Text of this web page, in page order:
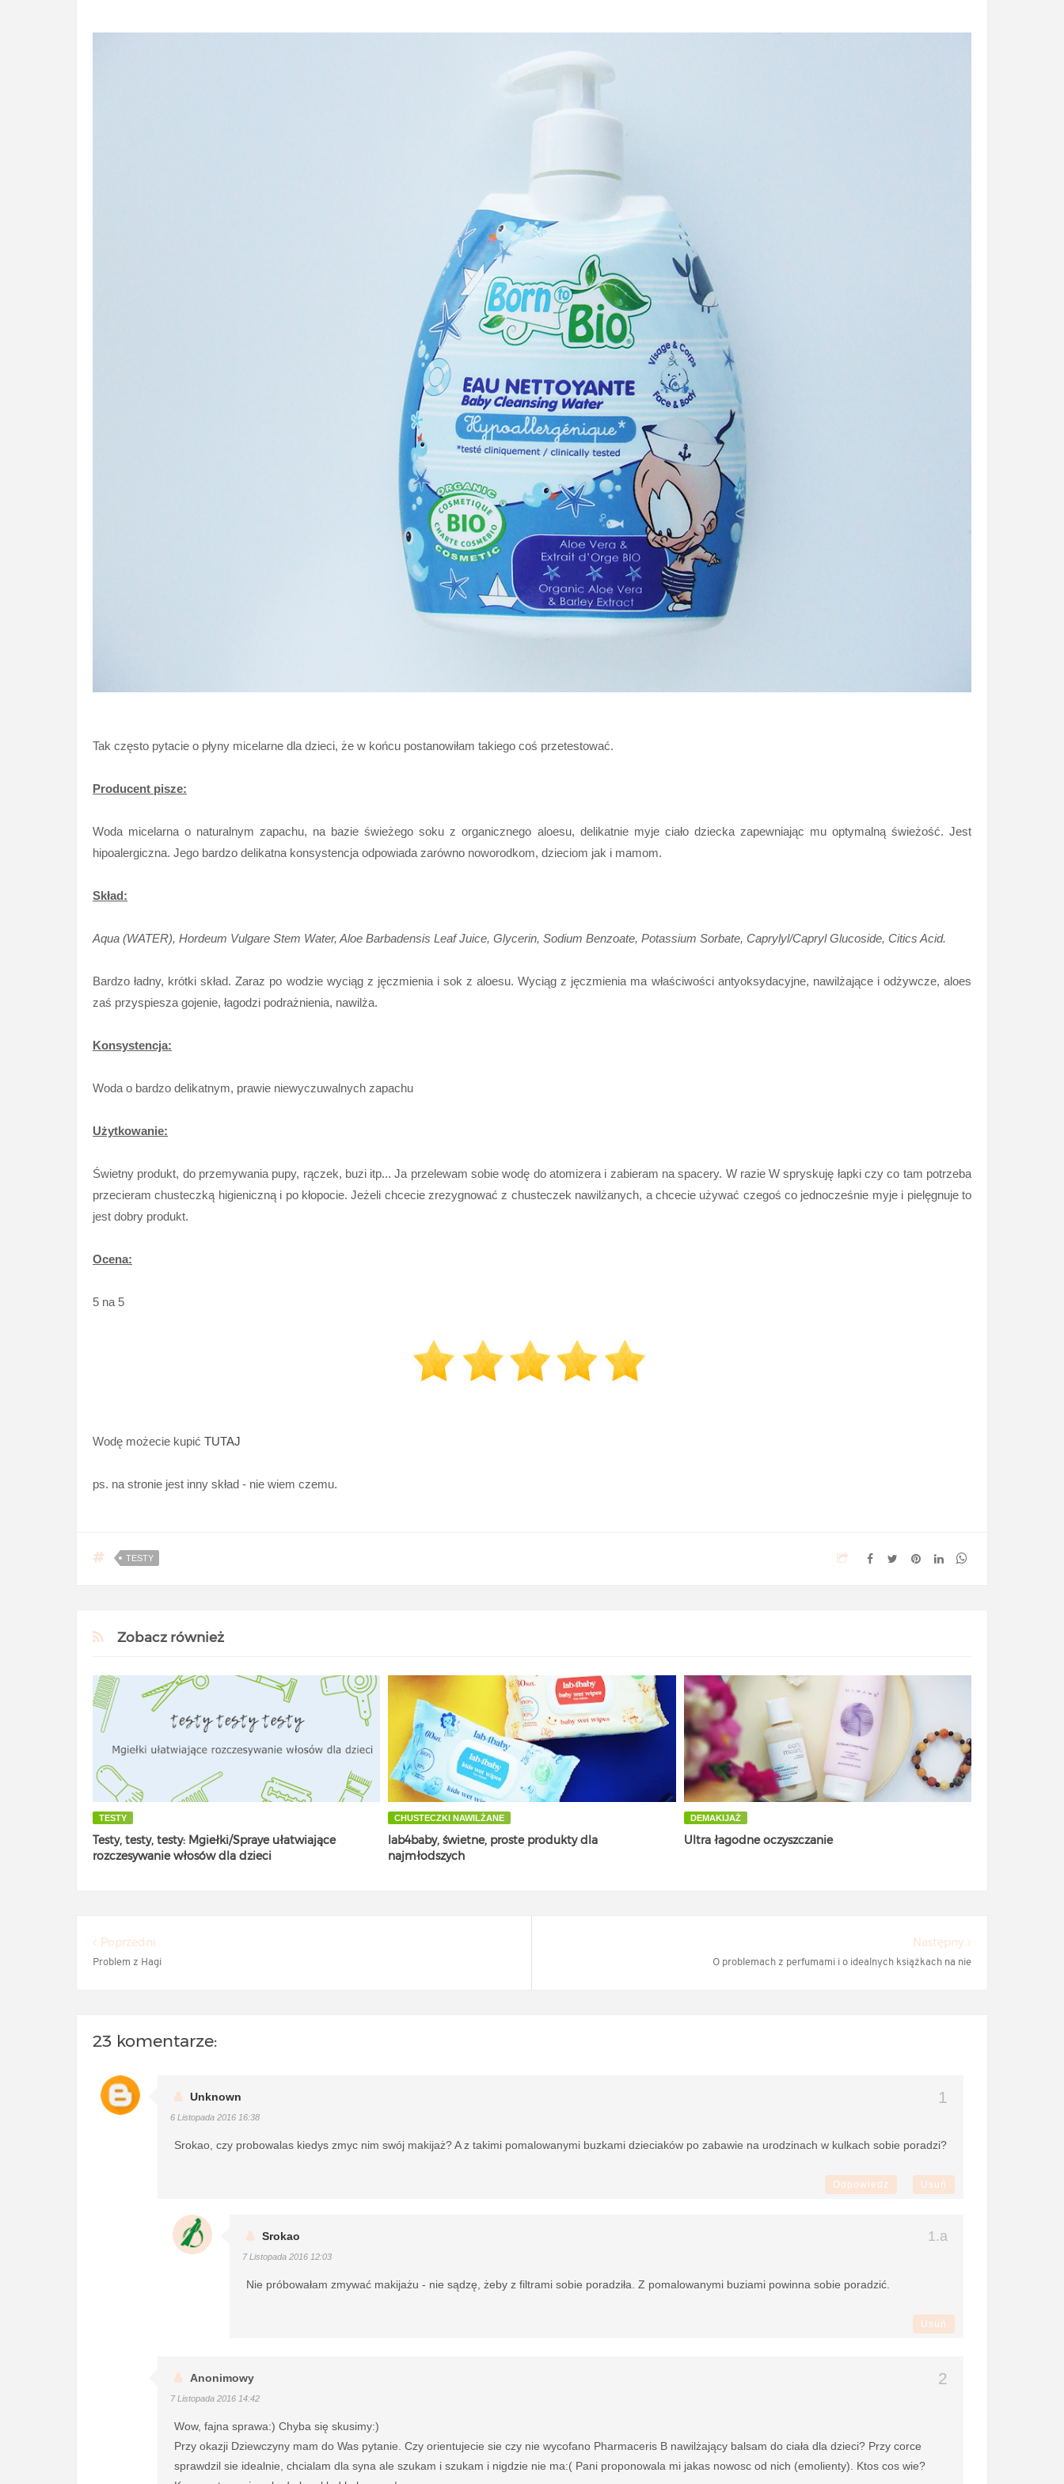
Tak często pytacie o płyny micelarne dla dzieci, że w końcu postanowiłam takiego coś przetestować.
Producent pisze:
Woda micelarna o naturalnym zapachu, na bazie świeżego soku z organicznego aloesu, delikatnie myje ciało dziecka zapewniając mu optymalną świeżość. Jest
hipoalergiczna. Jego bardzo delikatna konsystencja odpowiada zarówno noworodkom, dzieciom jak i mamom.
Skład:
Aqua (WATER), Hordeum Vulgare Stem Water, Aloe Barbadensis Leaf Juice, Glycerin, Sodium Benzoate, Potassium Sorbate, Caprylyl/Capryl Glucoside, Citics Acid.
Bardzo ładny, krótki skład. Zaraz po wodzie wyciąg z jęczmienia i sok z aloesu. Wyciąg z jęczmienia ma właściwości antyoksydacyjne, nawilżające i odżywcze, aloes
zaś przyspiesza gojenie, łagodzi podrażnienia, nawilża.
Konsystencja:
Woda o bardzo delikatnym, prawie niewyczuwalnych zapachu
Użytkowanie:
Świetny produkt, do przemywania pupy, rączek, buzi itp... Ja przelewam sobie wodę do atomizera i zabieram na spacery. W razie W spryskuję łapki czy co tam potrzeba
przecieram chusteczką higieniczną i po kłopocie. Jeżeli chcecie zrezygnować z chusteczek nawilżanych, a chcecie używać czegoś co jednocześnie myje i pielęgnuje to
jest dobry produkt.
Ocena:
5 na 5
Wodę możecie kupić TUTAJ
ps. na stronie jest inny skład - nie wiem czemu.
TESTY
Zobacz również
TESTY
Testy, testy, testy: Mgiełki/Spraye ułatwiające
rozczesywanie włosów dla dzieci
CHUSTECZKI NAWILŻANE
lab4baby, świetne, proste produkty dla
najmłodszych
DEMAKIJAŻ
Ultra łagodne oczyszczanie
Następny
O problemach z perfumami i o idealnych książkach na nie
Poprzedni
Problem z Hagi
23 komentarze:
Unknown
6 Listopada 2016 16:38
Srokao, czy probowalas kiedys zmyc nim swój makijaż? A z takimi pomalowanymi buzkami dzieciaków po zabawie na urodzinach w kulkach sobie poradzi?
Odpowiedz Usuń
Srokao
7 Listopada 2016 12:03
Nie próbowałam zmywać makijażu - nie sądzę, żeby z filtrami sobie poradziła. Z pomalowanymi buziami powinna sobie poradzić.
Usuń
Anonimowy
7 Listopada 2016 14:42
Wow, fajna sprawa:) Chyba się skusimy:)
Przy okazji Dziewczyny mam do Was pytanie. Czy orientujecie sie czy nie wycofano Pharmaceris B nawilżający balsam do ciała dla dzieci? Przy corce
sprawdzil sie idealnie, chcialam dla syna ale szukam i szukam i nigdzie nie ma:( Pani proponowala mi jakas nowosc od nich (emolienty). Ktos cos wie?